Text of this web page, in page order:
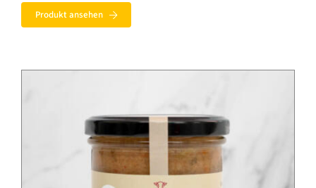
Produkt ansehen